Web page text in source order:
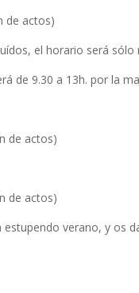
de actos)
el horario será sólo
de 9.30 a 13h. por la
de actos)
de actos)
verano, y os